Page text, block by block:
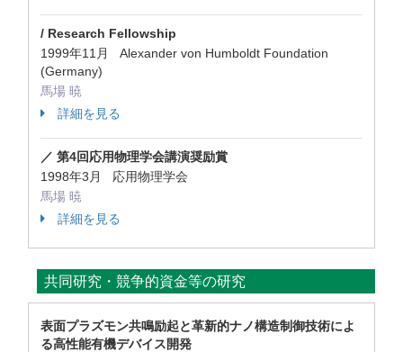
/ Research Fellowship
1999年11月 Alexander von Humboldt Foundation
(Germany)
馬場 暁
詳細を見る
／ 第4回応用物理学会講演奨励賞
1998年3月 応用物理学会
馬場 暁
詳細を見る
共同研究・競争的資金等の研究
表面プラズモン共鳴励起と革新的ナノ構造制御技術によ
る高性能有機デバイス開発